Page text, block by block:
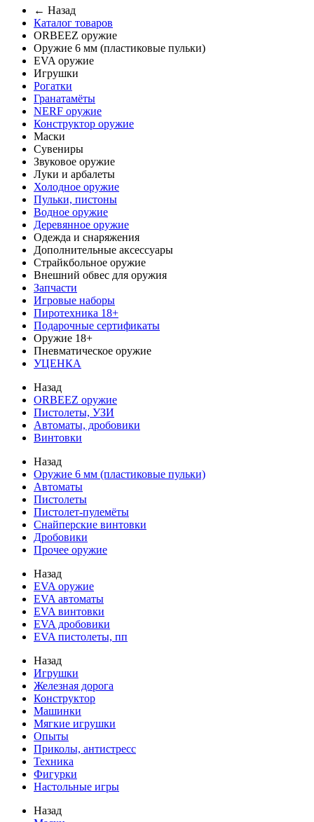
← Назад
Каталог товаров
ORBEEZ оружие
Оружие 6 мм (пластиковые пульки)
EVA оружие
Игрушки
Рогатки
Гранатамёты
NERF оружие
Конструктор оружие
Маски
Сувениры
Звуковое оружие
Луки и арбалеты
Холодное оружие
Пульки, пистоны
Водное оружие
Деревянное оружие
Одежда и снаряжения
Дополнительные аксессуары
Страйкбольное оружие
Внешний обвес для оружия
Запчасти
Игровые наборы
Пиротехника 18+
Подарочные сертификаты
Оружие 18+
Пневматическое оружие
УЦЕНКА
Назад
ORBEEZ оружие
Пистолеты, УЗИ
Автоматы, дробовики
Винтовки
Назад
Оружие 6 мм (пластиковые пульки)
Автоматы
Пистолеты
Пистолет-пулемёты
Снайперские винтовки
Дробовики
Прочее оружие
Назад
EVA оружие
EVA автоматы
EVA винтовки
EVA дробовики
EVA пистолеты, пп
Назад
Игрушки
Железная дорога
Конструктор
Машинки
Мягкие игрушки
Опыты
Приколы, антистресс
Техника
Фигурки
Настольные игры
Назад